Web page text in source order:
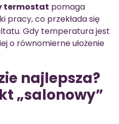
termostat pomaga
pracy, co przekłada się
Gdy temperatura jest
o równomierne ułożenie
najlepsza?
„salonowy”